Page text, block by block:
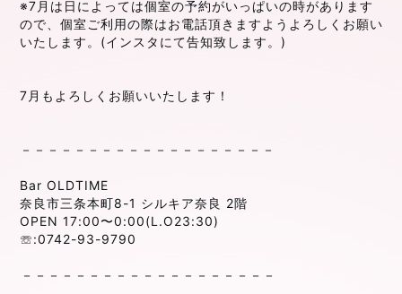
※7月は日によっては個室の予約がいっぱいの時があります
ので、個室ご利用の際はお電話頂きますようよろしくお願い
いたします。(インスタにて告知致します。)
7月もよろしくお願いいたします！
－－－－－－－－－－－－－－－－－－－
Bar OLDTIME
奈良市三条本町8-1 シルキア奈良 2階
OPEN 17:00〜0:00(L.O23:30)
☏:0742-93-9790
⁡－－－－－－－－－－－－－－－－－－－